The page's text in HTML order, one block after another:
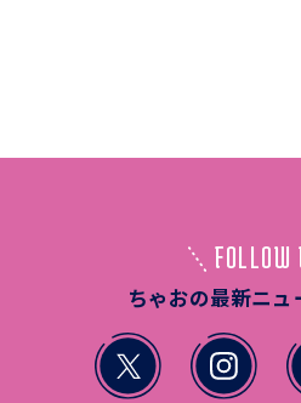
FOLLOW
ちゃおの最新ニュ